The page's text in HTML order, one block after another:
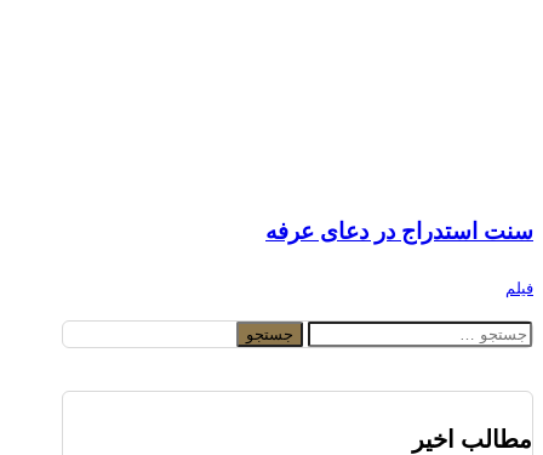
سنت استدراج در دعای عرفه
فیلم
جستجو
مطالب اخیر